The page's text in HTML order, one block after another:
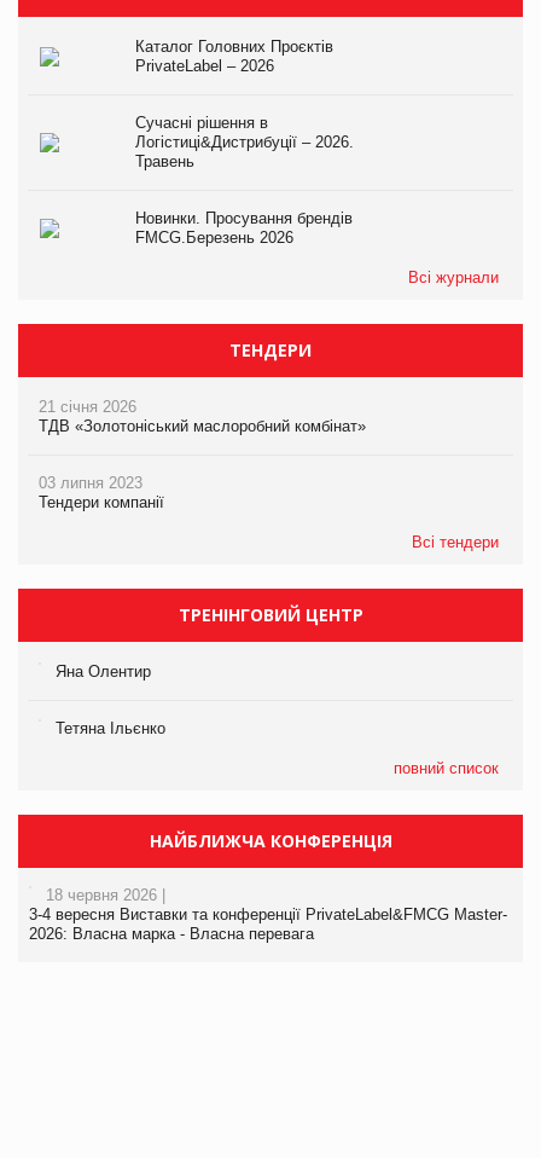
Каталог Головних Проєктів
PrivateLabel – 2026
Сучасні рішення в
Логістиці&Дистрибуції – 2026.
Травень
Новинки. Просування брендів
FMCG.Березень 2026
Всі журнали
ТЕНДЕРИ
21 січня 2026
ТДВ «Золотоніський маслоробний комбінат»
03 липня 2023
Тендери компанії
Всі тендери
ТРЕНІНГОВИЙ ЦЕНТР
Яна Олентир
Тетяна Ільєнко
повний список
НАЙБЛИЖЧА КОНФЕРЕНЦІЯ
18 червня 2026 |
3-4 вересня Виставки та конференції PrivateLabel&FMCG Master-
2026: Власна марка - Власна перевага